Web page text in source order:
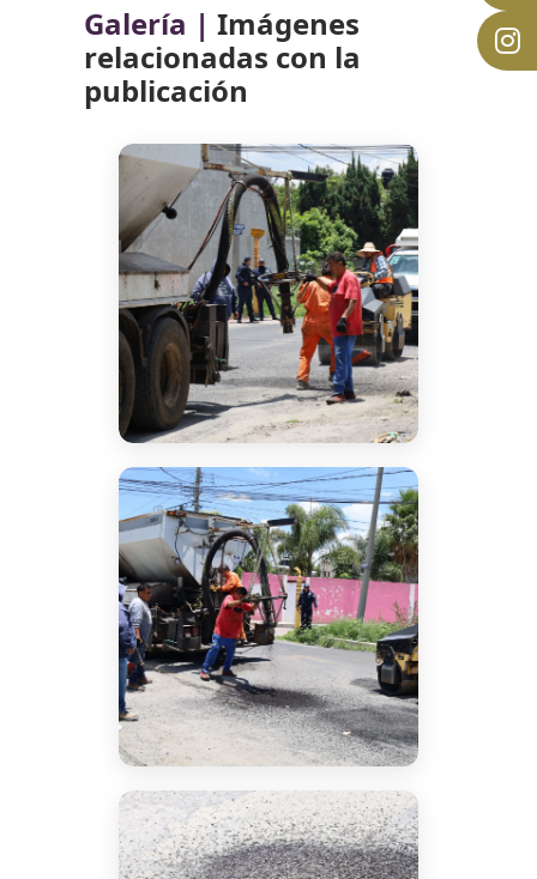
Galería | Imágenes
relacionadas con la
publicación